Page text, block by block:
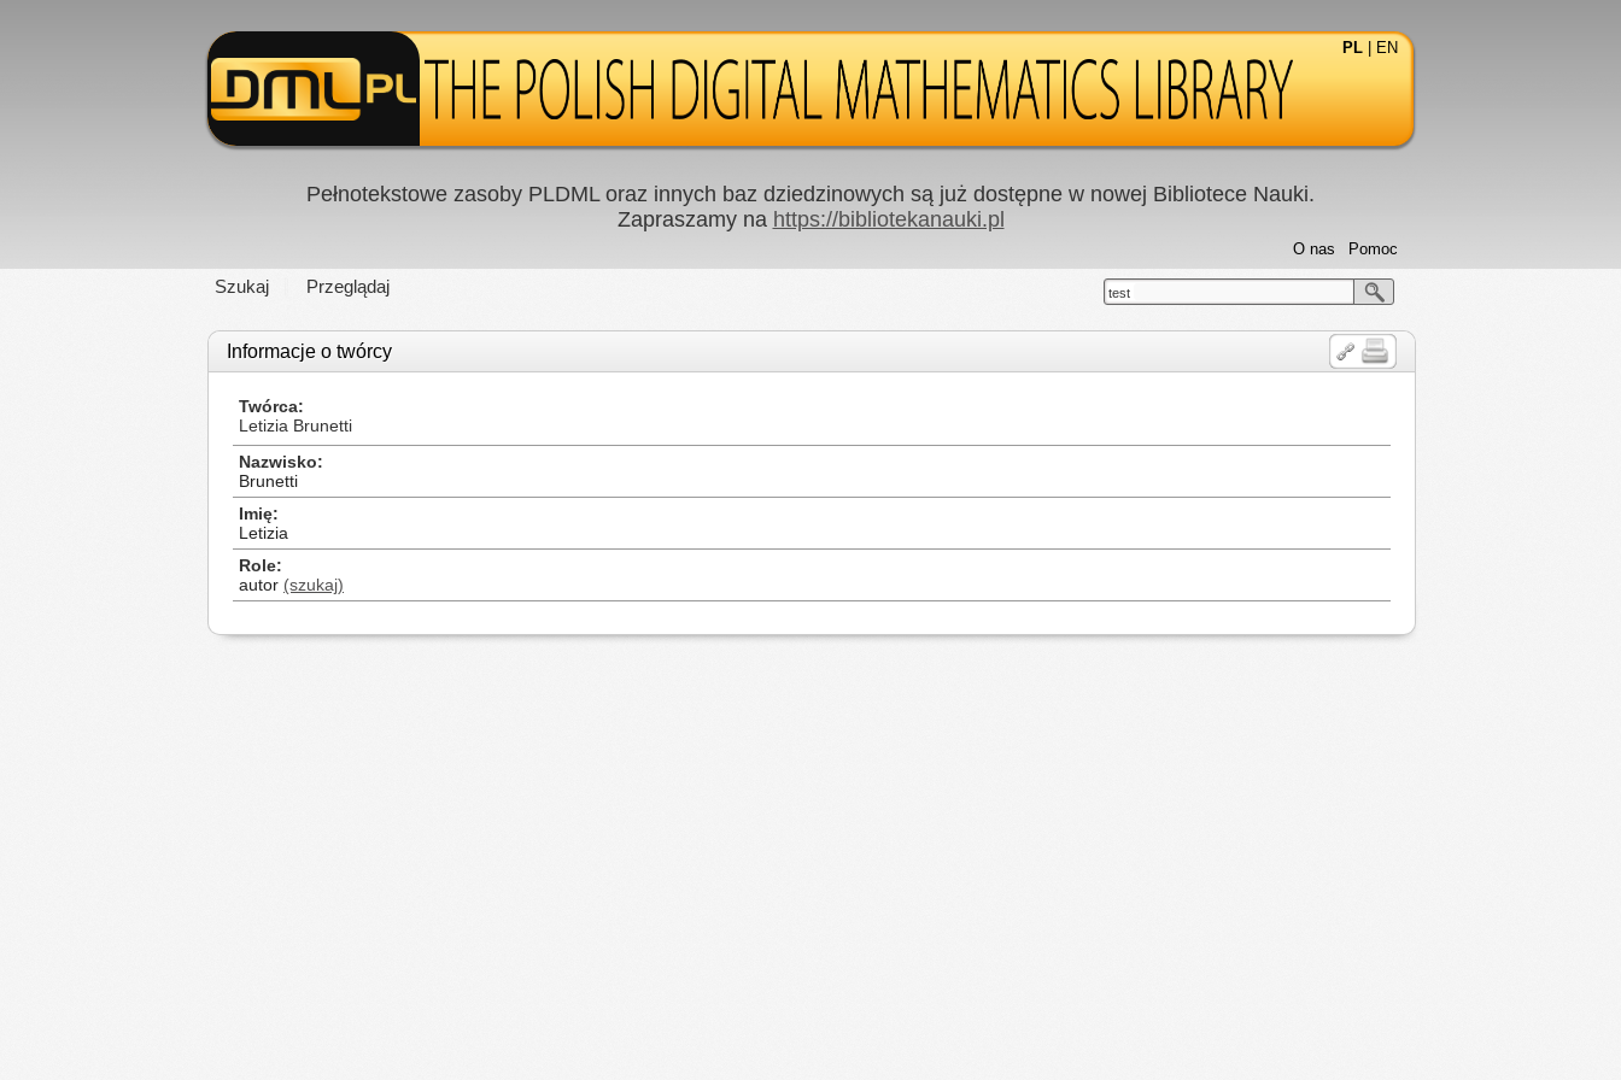
PL EN
Pełnotekstowe zasoby PLDML oraz innych baz dziedzinowych są już dostępne w nowej Bibliotece Nauki.
Zapraszamy na https://bibliotekanauki.pl
Szukaj Przeglądaj
Pomoc
O nas
test
Informacje o twórcy
Twórca
Letizia Brunetti
Nazwisko
Brunetti
Imię
Letizia
Role
autor (szukaj)